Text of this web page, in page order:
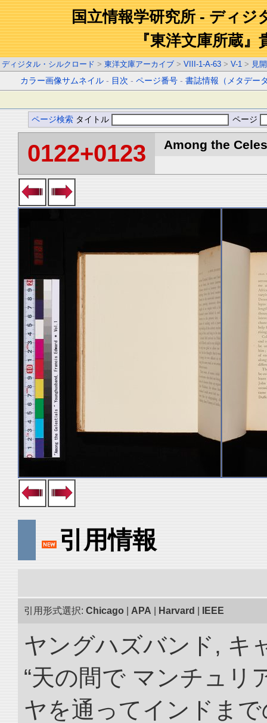
国立情報学研究所 - ディジ
『東洋文庫所蔵』
ディジタル・シルクロード > 東洋文庫アーカイブ > VIII-1-A-63 > V-1 > 見
カラー画像サムネイル - 目次 -ページ番号 -書誌情報（メタデー
ページ検索 タイトル ページ
0122+0123 Among the
引用情報
引用形式選択: Chicago APA Harvard IEEE
ヤングハズバンド, キ
“天の間で マンチュリ
ヤを通ってインドま